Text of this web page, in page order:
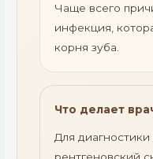
Чаще всего
инфекция,
корня зуба.
Что делает
Для